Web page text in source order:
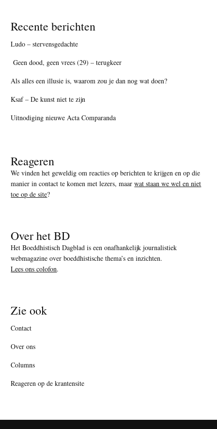
Recente berichten
Ludo – stervensgedachte
Geen dood, geen vrees (29) – terugkeer
Als alles een illusie is, waarom zou je dan nog wat doen?
Ksaf – De kunst niet te zijn
Uitnodiging nieuwe Acta Comparanda
Reageren
We vinden het geweldig om reacties op berichten te krijgen en op die
manier in contact te komen met lezers, maarwat staan we wel en niet
toe op de site?
Over het BD
Het Boeddhistisch Dagblad is een onafhankelijk journalistiek
webmagazine over boeddhistische thema’s en inzichten.
Lees ons colofon.
Zie ook
Contact
Over ons
Columns
Reageren op de krantensite